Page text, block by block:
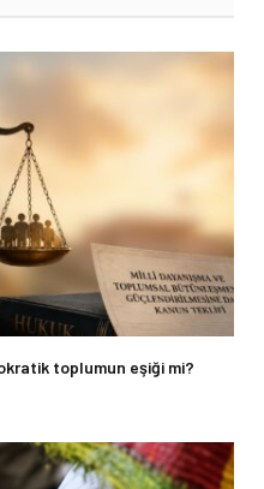
toplumun eşiği mi?